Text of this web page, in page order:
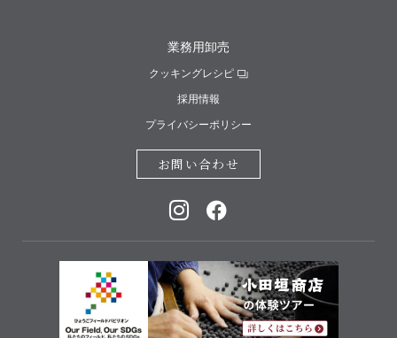
業務用卸売
クッキングレシピ
採用情報
プライバシーポリシー
お問い合わせ